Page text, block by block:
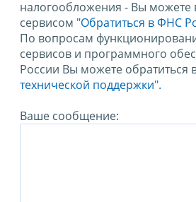
налогообложения - Вы можете
сервисом "Обратиться в ФНС
По вопросам
сервисов и программного
России Вы можете обратиться
технической поддержки".
Ваше сообщение: